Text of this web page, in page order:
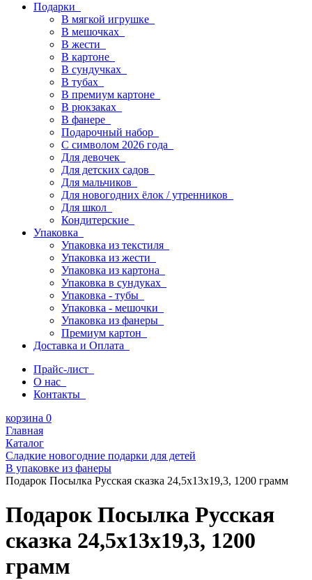
Подарки
В мягкой игрушке
В мешочках
В жести
В картоне
В сундучках
В тубах
В премиум картоне
В рюкзаках
В фанере
Подарочный набор
С символом 2026 года
Для девочек
Для детских садов
Для мальчиков
Для новогодних ёлок / утренников
Для школ
Кондитерские
Упаковка
Упаковка из текстиля
Упаковка из жести
Упаковка из картона
Упаковка в сундуках
Упаковка - тубы
Упаковка - мешочки
Упаковка из фанеры
Премиум картон
Доставка и Оплата
Прайс-лист
О нас
Контакты
корзина 0
Главная
Каталог
Сладкие новогодние подарки для детей
В упаковке из фанеры
Подарок Посылка Русская сказка 24,5x13x19,3, 1200 грамм
Подарок Посылка Русская
сказка 24,5x13x19,3, 1200
грамм